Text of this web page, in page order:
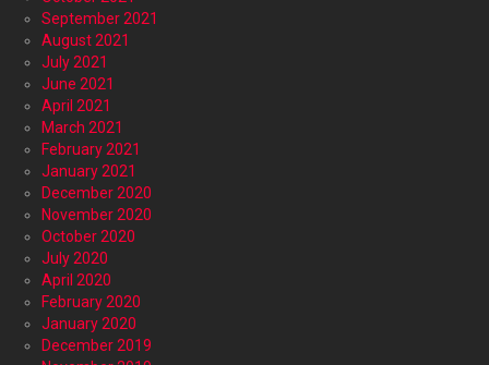
September 2021
August 2021
July 2021
June 2021
April 2021
March 2021
February 2021
January 2021
December 2020
November 2020
October 2020
July 2020
April 2020
February 2020
January 2020
December 2019